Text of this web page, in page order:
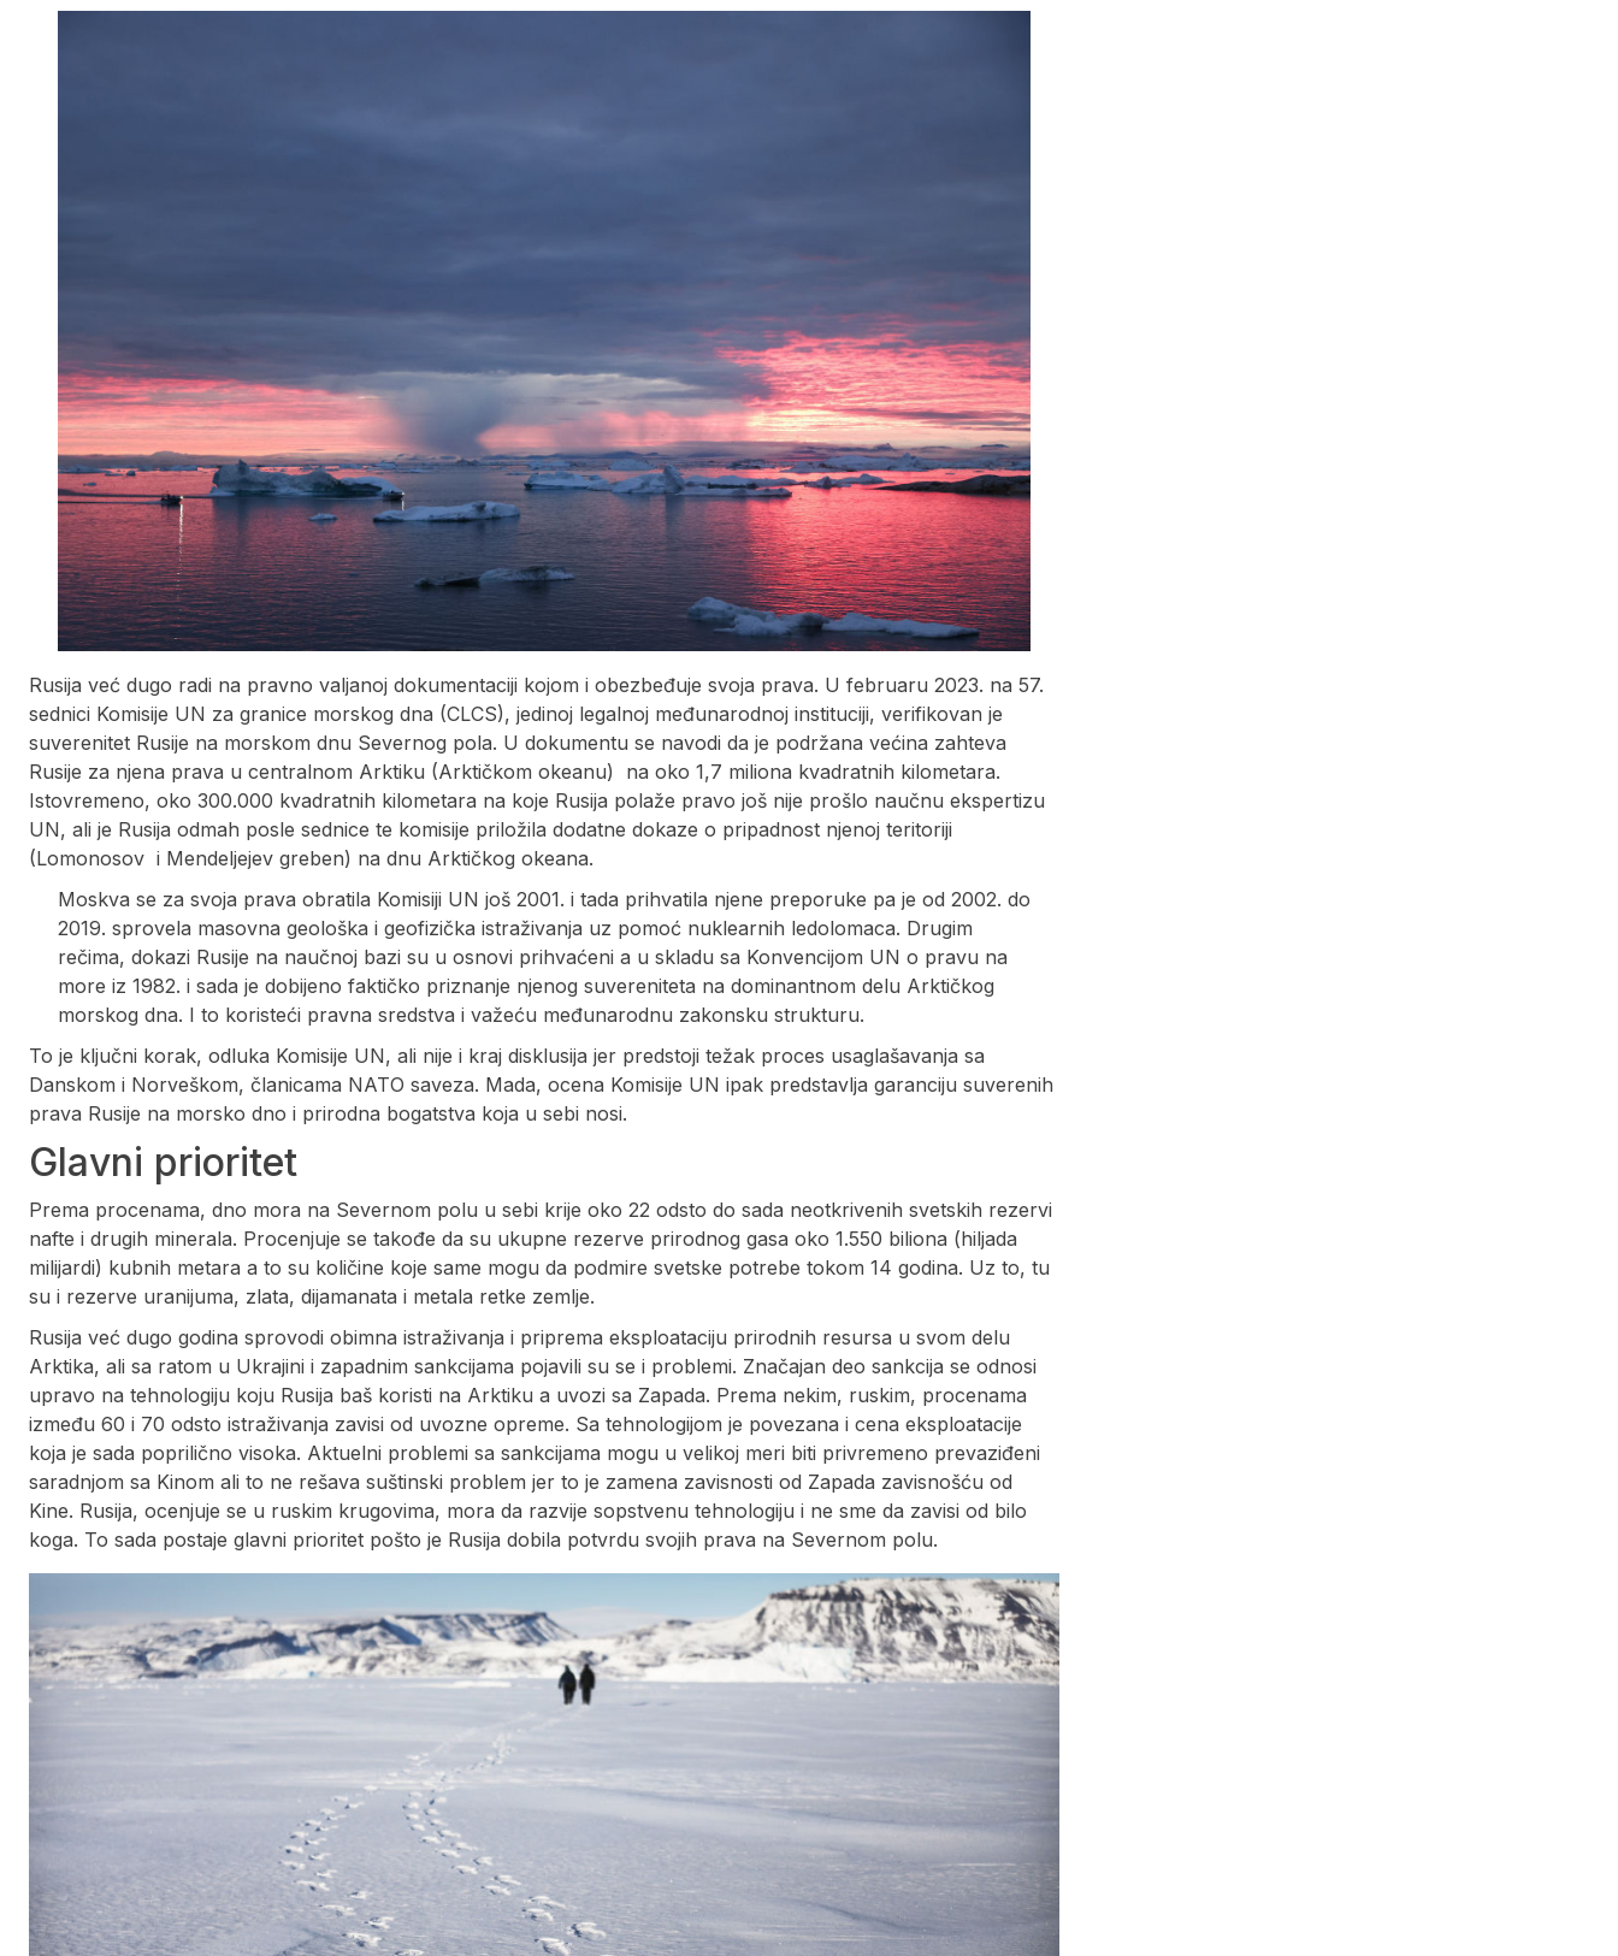
Rusija već dugo radi na pravno valjanoj dokumentaciji kojom i obezbeđuje svoja prava. U februaru 2023. na 57.
sednici Komisije UN za granice morskog dna (CLCS), jedinoj legalnoj međunarodnoj instituciji, verifikovan je
suverenitet Rusije na morskom dnu Severnog pola. U dokumentu se navodi da je podržana većina zahteva
Rusije za njena prava u centralnom Arktiku (Arktičkom okeanu) na oko 1,7 miliona kvadratnih kilometara.
Istovremeno, oko 300.000 kvadratnih kilometara na koje Rusija polaže pravo još nije prošlo naučnu ekspertizu
UN, ali je Rusija odmah posle sednice te komisije priložila dodatne dokaze o pripadnost njenoj teritoriji
(Lomonosov i Mendeljejev greben) na dnu Arktičkog okeana.
Moskva se za svoja prava obratila Komisiji UN još 2001. i tada prihvatila njene preporuke pa je od 2002. do
2019. sprovela masovna geološka i geofizička istraživanja uz pomoć nuklearnih ledolomaca. Drugim
rečima, dokazi Rusije na naučnoj bazi su u osnovi prihvaćeni a u skladu sa Konvencijom UN o pravu na
more iz 1982. i sada je dobijeno faktičko priznanje njenog suvereniteta na dominantnom delu Arktičkog
morskog dna. I to koristeći pravna sredstva i važeću međunarodnu zakonsku strukturu.
To je ključni korak, odluka Komisije UN, ali nije i kraj disklusija jer predstoji težak proces usaglašavanja sa
Danskom i Norveškom, članicama NATO saveza. Mada, ocena Komisije UN ipak predstavlja garanciju suverenih
prava Rusije na morsko dno i prirodna bogatstva koja u sebi nosi.
Glavni prioritet
Prema procenama, dno mora na Severnom polu u sebi krije oko 22 odsto do sada neotkrivenih svetskih rezervi
nafte i drugih minerala. Procenjuje se takođe da su ukupne rezerve prirodnog gasa oko 1.550 biliona (hiljada
milijardi) kubnih metara a to su količine koje same mogu da podmire svetske potrebe tokom 14 godina. Uz to, tu
su i rezerve uranijuma, zlata, dijamanata i metala retke zemlje.
Rusija već dugo godina sprovodi obimna istraživanja i priprema eksploataciju prirodnih resursa u svom delu
Arktika, ali sa ratom u Ukrajini i zapadnim sankcijama pojavili su se i problemi. Značajan deo sankcija se odnosi
upravo na tehnologiju koju Rusija baš koristi na Arktiku a uvozi sa Zapada. Prema nekim, ruskim, procenama
između 60 i 70 odsto istraživanja zavisi od uvozne opreme. Sa tehnologijom je povezana i cena eksploatacije
koja je sada poprilično visoka. Aktuelni problemi sa sankcijama mogu u velikoj meri biti privremeno prevaziđeni
saradnjom sa Kinom ali to ne rešava suštinski problem jer to je zamena zavisnosti od Zapada zavisnošću od
Kine. Rusija, ocenjuje se u ruskim krugovima, mora da razvije sopstvenu tehnologiju i ne sme da zavisi od bilo
koga. To sada postaje glavni prioritet pošto je Rusija dobila potvrdu svojih prava na Severnom polu.